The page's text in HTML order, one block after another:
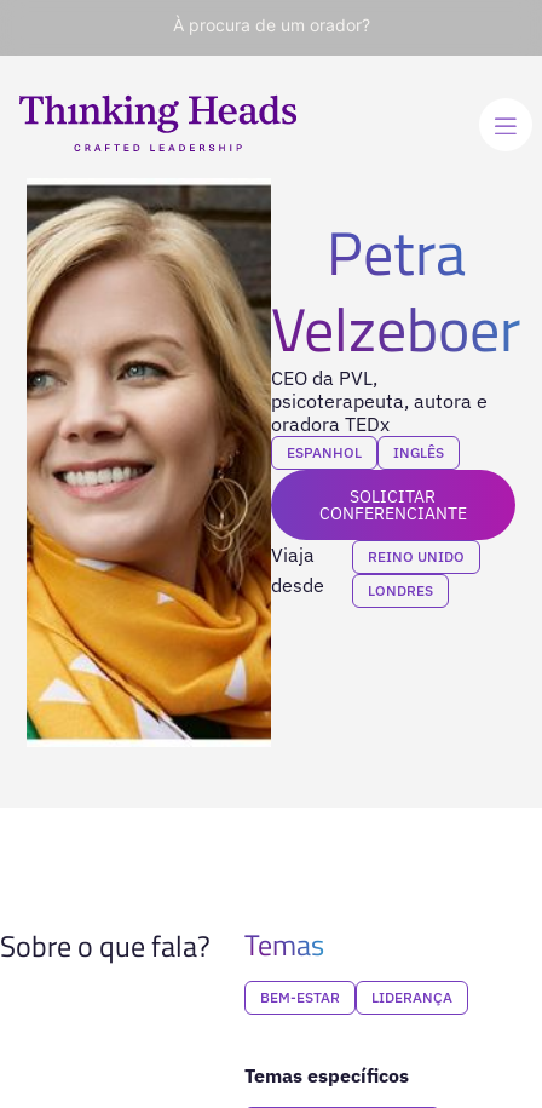
À procura de um orador?
Petra
Velzeboer
CEO da PVL,
psicoterapeuta, autora e
oradora TEDx
ESPANHOL INGLÊS
SOLICITAR
CONFERENCIANTE
Viaja
desde
REINO UNIDO
LONDRES
Sobre o que fala? Temas
BEM-ESTAR LIDERANÇA
Temas específicos